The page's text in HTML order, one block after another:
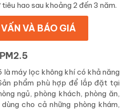
hao sau khoảng 2 đến 3 năm.
VÀ BÁO GIÁ
máy lọc không khí có khả năng
phẩm phù hợp để lắp đặt tại
ngủ, phòng khách, phòng ăn,
cho cả những phòng khám,